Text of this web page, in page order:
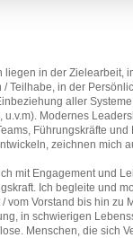
in der Zielearbeit,
Teilhabe, in der
aller
u.v.m). Modernes
Führungskräfte und
zeichnen mich
mit Engagement und
Ich begleite und
vom Vorstand bis hin zu
in schwierigen
Menschen, die sich